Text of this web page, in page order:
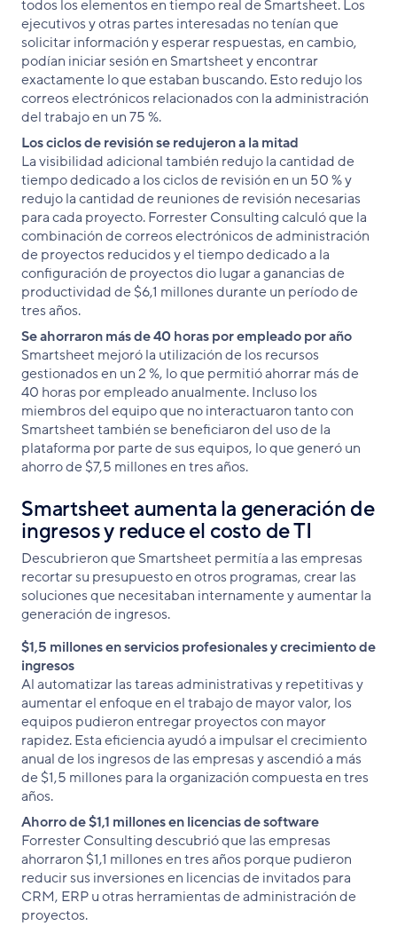
todos los elementos en tiempo real de Smartsheet. Los
ejecutivos y otras partes interesadas no tenían que
solicitar información y esperar respuestas, en cambio,
podían iniciar sesión en Smartsheet y encontrar
exactamente lo que estaban buscando. Esto redujo los
correos electrónicos relacionados con la administración
del trabajo en un 75 %.
Los ciclos de revisión se redujeron a la mitad
La visibilidad adicional también redujo la cantidad de
tiempo dedicado a los ciclos de revisión en un 50 % y
redujo la cantidad de reuniones de revisión necesarias
para cada proyecto. Forrester Consulting calculó que la
combinación de correos electrónicos de administración
de proyectos reducidos y el tiempo dedicado a la
configuración de proyectos dio lugar a ganancias de
productividad de $6,1 millones durante un período de
tres años.
Se ahorraron más de 40 horas por empleado por año
Smartsheet mejoró la utilización de los recursos
gestionados en un 2 %, lo que permitió ahorrar más de
40 horas por empleado anualmente. Incluso los
miembros del equipo que no interactuaron tanto con
Smartsheet también se beneficiaron del uso de la
plataforma por parte de sus equipos, lo que generó un
ahorro de $7,5 millones en tres años.
Smartsheet aumenta la generación de
ingresos y reduce el costo de TI
Descubrieron que Smartsheet permitía a las empresas
recortar su presupuesto en otros programas, crear las
soluciones que necesitaban internamente y aumentar la
generación de ingresos.
$1,5 millones en servicios profesionales y crecimiento de
ingresos
Al automatizar las tareas administrativas y repetitivas y
aumentar el enfoque en el trabajo de mayor valor, los
equipos pudieron entregar proyectos con mayor
rapidez. Esta eficiencia ayudó a impulsar el crecimiento
anual de los ingresos de las empresas y ascendió a más
de $1,5 millones para la organización compuesta en tres
años.
Ahorro de $1,1 millones en licencias de software
Forrester Consulting descubrió que las empresas
ahorraron $1,1 millones en tres años porque pudieron
reducir sus inversiones en licencias de invitados para
CRM, ERP u otras herramientas de administración de
proyectos.